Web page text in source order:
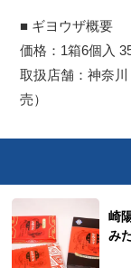
■ ギヨウザ概要
価格：1箱6個入
取扱店舗：神奈
売）
崎
み